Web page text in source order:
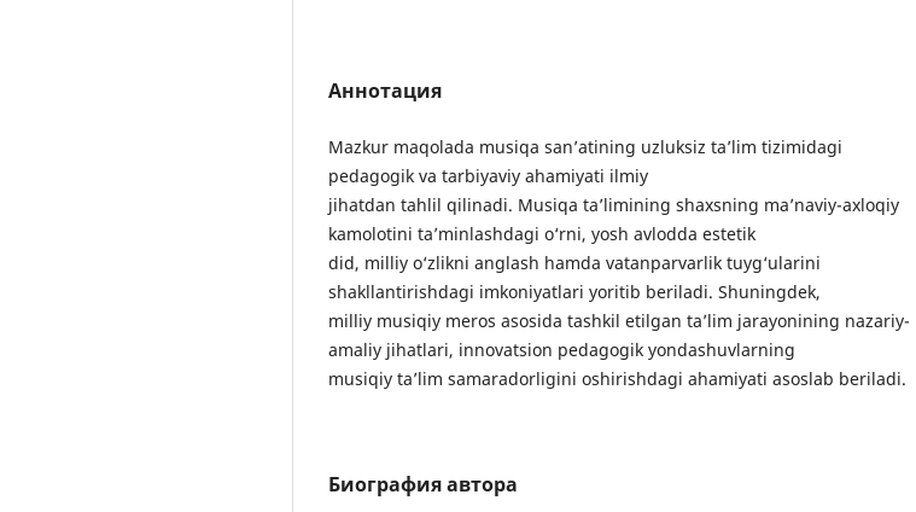
Аннотация
Mazkur maqolada musiqa san’atining uzluksiz ta’lim tizimidagi
pedagogik va tarbiyaviy ahamiyati ilmiy
jihatdan tahlil qilinadi. Musiqa ta’limining shaxsning ma’naviy-axloqiy
kamolotini ta’minlashdagi o‘rni, yosh avlodda estetik
did, milliy o‘zlikni anglash hamda vatanparvarlik tuyg‘ularini
shakllantirishdagi imkoniyatlari yoritib beriladi. Shuningdek,
milliy musiqiy meros asosida tashkil etilgan ta’lim jarayonining nazariy-
amaliy jihatlari, innovatsion pedagogik yondashuvlarning
musiqiy ta’lim samaradorligini oshirishdagi ahamiyati asoslab beriladi.
Биография автора